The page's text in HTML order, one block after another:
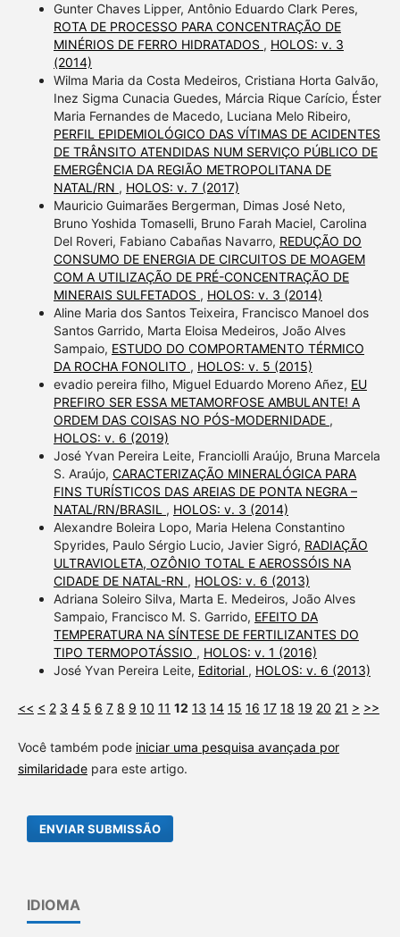
Gunter Chaves Lipper, Antônio Eduardo Clark Peres,
ROTA DE PROCESSO PARA CONCENTRAÇÃO DE
MINÉRIOS DE FERRO HIDRATADOS , HOLOS: v. 3
(2014)
Wilma Maria da Costa Medeiros, Cristiana Horta Galvão,
Inez Sigma Cunacia Guedes, Márcia Rique Carício, Éster
Maria Fernandes de Macedo, Luciana Melo Ribeiro,
PERFIL EPIDEMIOLÓGICO DAS VÍTIMAS DE ACIDENTES
DE TRÂNSITO ATENDIDAS NUM SERVIÇO PÚBLICO DE
EMERGÊNCIA DA REGIÃO METROPOLITANA DE
NATAL/RN , HOLOS: v. 7 (2017)
Mauricio Guimarães Bergerman, Dimas José Neto,
Bruno Yoshida Tomaselli, Bruno Farah Maciel, Carolina
Del Roveri, Fabiano Cabañas Navarro, REDUÇÃO DO
CONSUMO DE ENERGIA DE CIRCUITOS DE MOAGEM
COM A UTILIZAÇÃO DE PRÉ-CONCENTRAÇÃO DE
MINERAIS SULFETADOS , HOLOS: v. 3 (2014)
Aline Maria dos Santos Teixeira, Francisco Manoel dos
Santos Garrido, Marta Eloisa Medeiros, João Alves
Sampaio, ESTUDO DO COMPORTAMENTO TÉRMICO
DA ROCHA FONOLITO , HOLOS: v. 5 (2015)
evadio pereira filho, Miguel Eduardo Moreno Añez, EU
PREFIRO SER ESSA METAMORFOSE AMBULANTE! A
ORDEM DAS COISAS NO PÓS-MODERNIDADE ,
HOLOS: v. 6 (2019)
José Yvan Pereira Leite, Franciolli Araújo, Bruna Marcela
S. Araújo, CARACTERIZAÇÃO MINERALÓGICA PARA
FINS TURÍSTICOS DAS AREIAS DE PONTA NEGRA –
NATAL/RN/BRASIL , HOLOS: v. 3 (2014)
Alexandre Boleira Lopo, Maria Helena Constantino
Spyrides, Paulo Sérgio Lucio, Javier Sigró, RADIAÇÃO
ULTRAVIOLETA, OZÔNIO TOTAL E AEROSSÓIS NA
CIDADE DE NATAL-RN , HOLOS: v. 6 (2013)
Adriana Soleiro Silva, Marta E. Medeiros, João Alves
Sampaio, Francisco M. S. Garrido, EFEITO DA
TEMPERATURA NA SÍNTESE DE FERTILIZANTES DO
TIPO TERMOPOTÁSSIO , HOLOS: v. 1 (2016)
José Yvan Pereira Leite, Editorial , HOLOS: v. 6 (2013)
<< < 2 3 4 5 6 7 8 9 10 11 12 13 14 15 16 17 18 19 20 21 > >>
Você também pode iniciar uma pesquisa avançada por
similaridadepara este artigo.
ENVIAR SUBMISSÃO
IDIOMA